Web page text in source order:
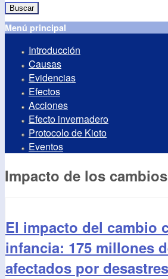
Menú principal
Introducción
Causas
Evidencias
Efectos
Acciones
Efecto invernadero
Protocolo de Kioto
Eventos
Impacto de los cambios
El impacto del cambio
infancia: 175 millones
afectados por